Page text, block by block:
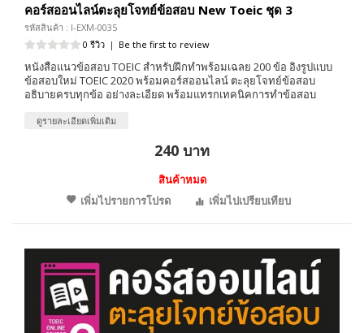
คอร์สออนไลน์ตะลุยโจทย์ข้อสอบ New Toeic ชุด 3
รหัสสินค้า : I-EXM-0035
0 รีวิว | Be the first to review
หนังสือแนวข้อสอบ TOEIC สำหรับฝึกทำพร้อมเฉลย 200 ข้อ อิงรูปแบบ
ข้อสอบใหม่ TOEIC 2020 พร้อมคอร์สออนไลน์ ตะลุยโจทย์ข้อสอบ
อธิบายครบทุกข้อ อย่างละเอียด พร้อมแทรกเทคนิคการทำข้อสอบ
ดูรายละเอียดเพิ่มเติม
240 บาท
สินค้าหมด
เพิ่มไปรายการโปรด
เพิ่มไปเปรียบเทียบ